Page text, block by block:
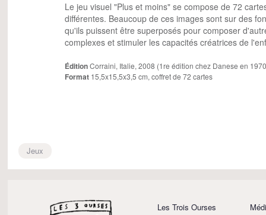
Le jeu visuel "Plus et moins" se compose de 72
différentes. Beaucoup de ces images sont sur des
qu'ils puissent être superposés pour composer
complexes et stimuler les capacités créatrices de
ÉditionCorraini, Italie, 2008 (1re édition chez Danese en
Format 15,5x15,5x3,5 cm, coffret de 72 cartes
Jeux
Les Trois Ourses